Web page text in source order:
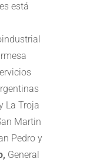
está
La Troja
Martin
Pedro y
General